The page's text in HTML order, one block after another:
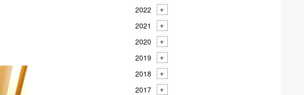
2022
2021
2020
2019
2018
2017